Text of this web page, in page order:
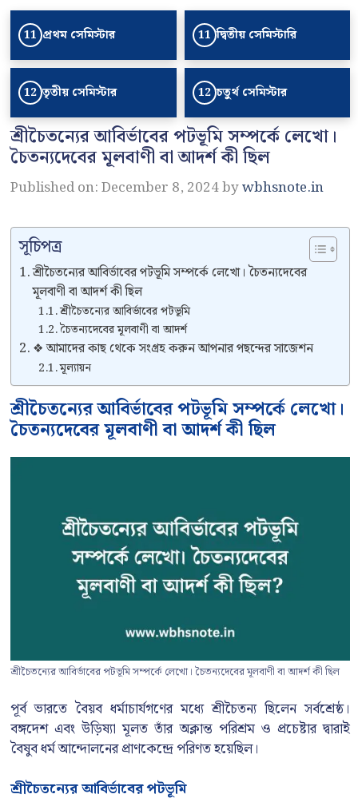
11 প্রথম সেমিস্টার 11 দ্বিতীয় সেমিস্টারি
12 তৃতীয় সেমিস্টার 12 চতুর্থ সেমিস্টার
শ্রীচৈতন্যের আবির্ভাবের পটভূমি সম্পর্কে লেখো।
চৈতন্যদেবের মূলবাণী বা আদর্শ কী ছিল
Published on: December 8, 2024bywbhsnote.in
সূচিপত্র
শ্রীচৈতন্যের আবির্ভাবের পটভূমি সম্পর্কে লেখো। চৈতন্যদেবের
মূলবাণী বা আদর্শ কী ছিল
শ্রীচৈতন্যের আবির্ভাবের পটভূমি
চৈতন্যদেবের মূলবাণী বা আদর্শ
❖ আমাদের কাছ থেকে সংগ্রহ করুন আপনার পছন্দের সাজেশন
মূল্যায়ন
শ্রীচৈতন্যের আবির্ভাবের পটভূমি সম্পর্কে লেখো।
চৈতন্যদেবের মূলবাণী বা আদর্শ কী ছিল
শ্রীচৈতন্যের আবির্ভাবের পটভূমি সম্পর্কে লেখো। চৈতন্যদেবের মূলবাণী বা আদর্শ কী ছিল
পূর্ব ভারতে বৈয়ব ধর্মাচার্যগণের মধ্যে শ্রীচৈতন্য ছিলেন সর্বশ্রেষ্ঠ।
বঙ্গদেশ এবং উড়িষ্যা মূলত তাঁর অক্লান্ত পরিশ্রম ও প্রচেষ্টার দ্বারাই
বৈষুব ধর্ম আন্দোলনের প্রাণকেন্দ্রে পরিণত হয়েছিল।
শ্রীচৈতন্যের আবির্ভাবের পটভূমি